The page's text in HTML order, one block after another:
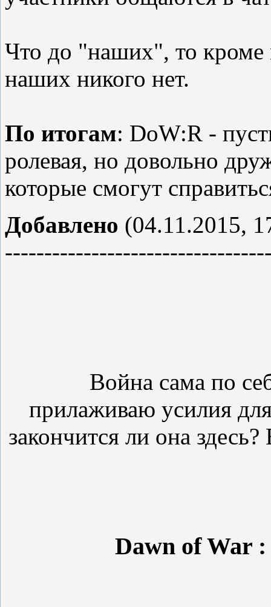
Что до "наших", то кроме
наших никого нет.
По итогам: DoW:R -
ролевая, но довольно
которые смогут
Добавлено (04.11.2015,
Война сама по
прилаживаю усилия
закончится ли она
Dawn of War